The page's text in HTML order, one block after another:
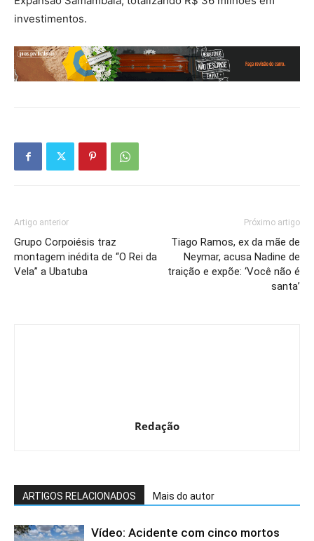
investimentos.
Artigo anterior
Grupo Corpoiésis traz
montagem inédita de “O Rei da
Vela” a Ubatuba
Próximo artigo
Tiago Ramos, ex da mãe de
Neymar, acusa Nadine de
traição e expõe: ‘Você não é
santa’
Redação
ARTIGOS RELACIONADOS Mais do autor
Vídeo: Acidente com cinco mortos